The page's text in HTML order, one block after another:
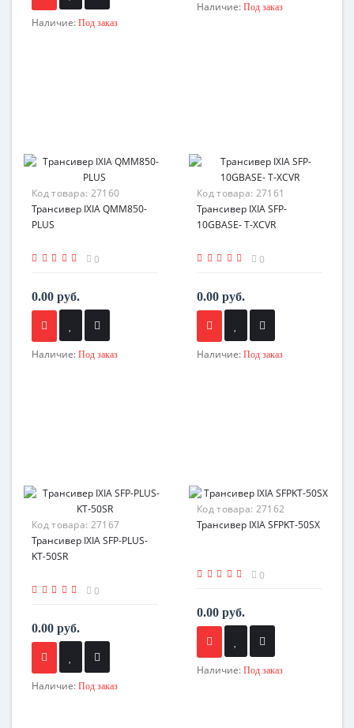
Наличие: Под заказ
Наличие: Под заказ
Код товара: 27160
Трансивер IXIA QMM850-
PLUS
0
0.00 руб.
Наличие: Под заказ
Код товара: 27161
Трансивер IXIA SFP-
10GBASE- T-XCVR
0
0.00 руб.
Наличие: Под заказ
Код товара: 27167
Трансивер IXIA SFP-PLUS-
KT-50SR
0
0.00 руб.
Наличие: Под заказ
Код товара: 27162
Трансивер IXIA SFPKT-50SX
0
0.00 руб.
Наличие: Под заказ